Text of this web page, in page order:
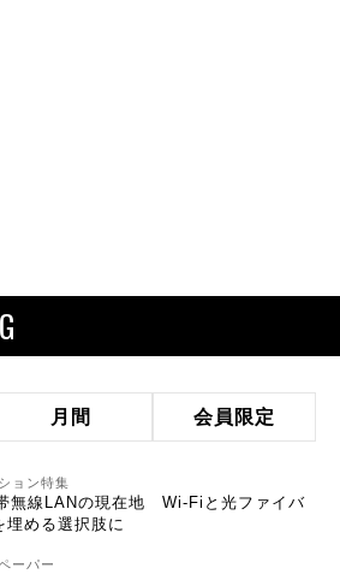
月間 会員限定
ョン特集
無線LANの現在地 Wi-Fiと光ファイバ
埋める選択肢に
ーパー